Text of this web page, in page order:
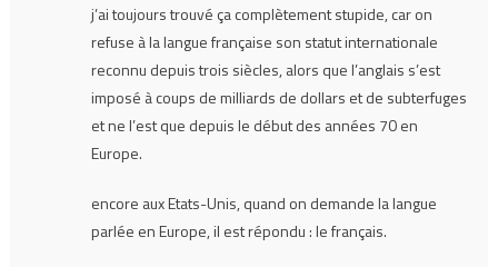
j’ai toujours trouvé ça complètement stupide, car on
refuse à la langue française son statut internationale
reconnu depuis trois siècles, alors que l’anglais s’est
imposé à coups de milliards de dollars et de subterfuges
et ne l’est que depuis le début des années 70 en
Europe.
encore aux Etats-Unis, quand on demande la langue
parlée en Europe, il est répondu : le français.